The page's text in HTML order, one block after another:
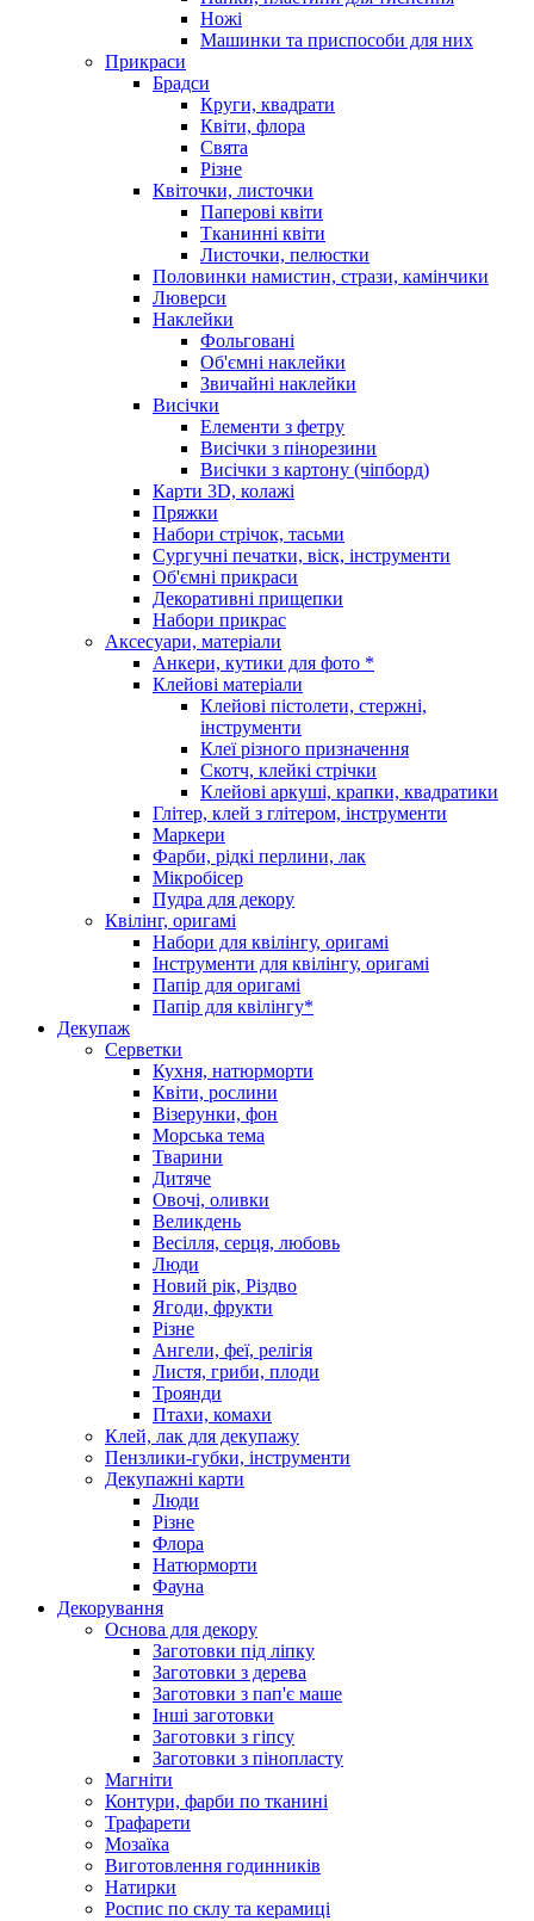
Ножі
Машинки та приспособи для них
Прикраси
Брадси
Круги, квадрати
Квіти, флора
Свята
Різне
Квіточки, листочки
Паперові квіти
Тканинні квіти
Листочки, пелюстки
Половинки намистин, стрази, камінчики
Люверси
Наклейки
Фольговані
Об'ємні наклейки
Звичайні наклейки
Висічки
Елементи з фетру
Висічки з пінорезини
Висічки з картону (чіпборд)
Карти 3D, колажі
Пряжки
Набори стрічок, тасьми
Сургучні печатки, віск, інструменти
Об'ємні прикраси
Декоративні прищепки
Набори прикрас
Аксесуари, матеріали
Анкери, кутики для фото *
Клейові матеріали
Клейові пістолети, стержні,
інструменти
Клеї різного призначення
Скотч, клейкі стрічки
Клейові аркуші, крапки, квадратики
Глітер, клей з глітером, інструменти
Маркери
Фарби, рідкі перлини, лак
Мікробісер
Пудра для декору
Квілінг, оригамі
Набори для квілінгу, оригамі
Інструменти для квілінгу, оригамі
Папір для оригамі
Папір для квілінгу*
Декупаж
Серветки
Кухня, натюрморти
Квіти, рослини
Візерунки, фон
Морська тема
Тварини
Дитяче
Овочі, оливки
Великдень
Весілля, серця, любовь
Люди
Новий рік, Різдво
Ягоди, фрукти
Різне
Ангели, феї, релігія
Листя, гриби, плоди
Троянди
Птахи, комахи
Клей, лак для декупажу
Пензлики-губки, інструменти
Декупажні карти
Люди
Різне
Флора
Натюрморти
Фауна
Декорування
Основа для декору
Заготовки під ліпку
Заготовки з дерева
Заготовки з пап'є маше
Інші заготовки
Заготовки з гіпсу
Заготовки з пінопласту
Магніти
Контури, фарби по тканині
Трафарети
Мозаїка
Виготовлення годинників
Натирки
Роспис по склу та керамиці